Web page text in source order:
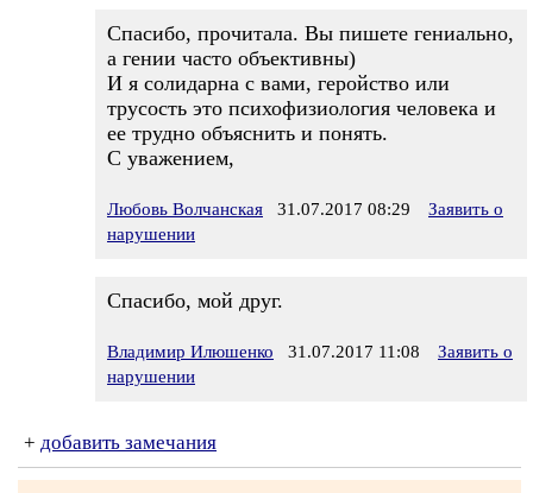
Спасибо, прочитала. Вы пишете гениально,
а гении часто объективны)
И я солидарна с вами, геройство или
трусость это психофизиология человека и
ее трудно объяснить и понять.
С уважением,
Любовь Волчанская 31.07.2017 08:29
Заявить о
нарушении
Спасибо, мой друг.
Владимир Илюшенко 31.07.2017 11:08
Заявить о
нарушении
+ добавить замечания